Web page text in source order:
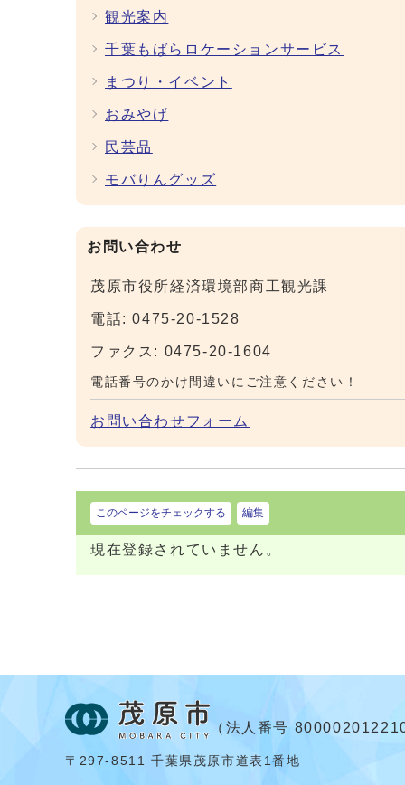
観光案内
千葉もばらロケーションサービス
まつり・イベント
おみやげ
民芸品
モバりんグッズ
お問い合わせ
茂原市役所経済環境部商工観光課
電話: 0475-20-1528
ファクス: 0475-20-1604
電話番号のかけ間違いにご注意ください！
お問い合わせフォーム
このページをチェックする 編集
現在登録されていません。
（法人番号
〒297-8511 千葉県茂原市道表1番地